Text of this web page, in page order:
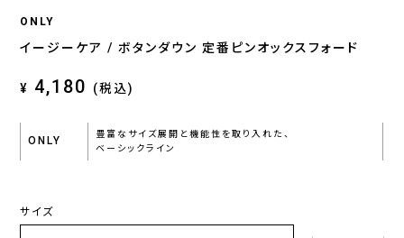
ONLY
イージーケア / ボタンダウン 定番ピンオックスフォード
¥ 4,180 (税込)
ONLY
豊富なサイズ展開と機能性を取り入れた、
ベーシックライン
サイズ